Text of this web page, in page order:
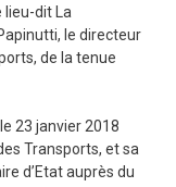
lieu-dit La
le directeur
de la tenue
23 janvier 2018
Transports, et sa
d’Etat auprès du